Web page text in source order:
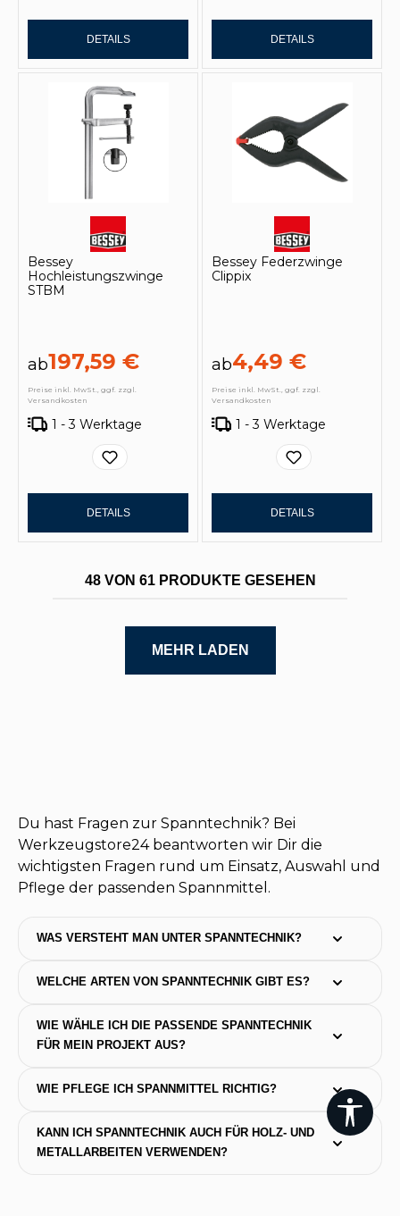
DETAILS DETAILS
Bessey
Hochleistungszwinge
STBM
ab197,59 €
Preise inkl. MwSt., ggf. zzgl.
Versandkosten
1 - 3 Werktage
DETAILS
Bessey Federzwinge
Clippix
ab4,49 €
Preise inkl. MwSt., ggf. zzgl.
Versandkosten
1 - 3 Werktage
DETAILS
48 VON 61 PRODUKTE GESEHEN
MEHR LADEN
Du hast Fragen zur Spanntechnik? Bei
Werkzeugstore24 beantworten wir Dir die
wichtigsten Fragen rund um Einsatz, Auswahl und
Pflege der passenden Spannmittel.
WAS VERSTEHT MAN UNTER SPANNTECHNIK?
WELCHE ARTEN VON SPANNTECHNIK GIBT ES?
WIE WÄHLE ICH DIE PASSENDE SPANNTECHNIK
FÜR MEIN PROJEKT AUS?
WIE PFLEGE ICH SPANNMITTEL RICHTIG?
KANN ICH SPANNTECHNIK AUCH FÜR HOLZ- UND
METALLARBEITEN VERWENDEN?